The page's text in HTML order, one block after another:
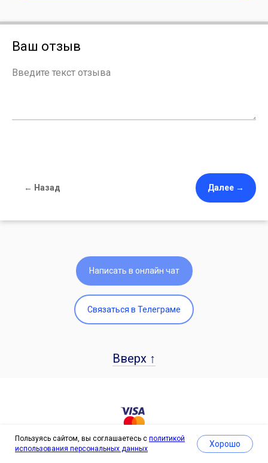
Ваш отзыв
← Назад Далее →
Написать в онлайн чат
Связаться в Телеграме
Вверх ↑
Пользуясь сайтом, вы соглашаетесь с политикой
использования персональных данных
Хорошо